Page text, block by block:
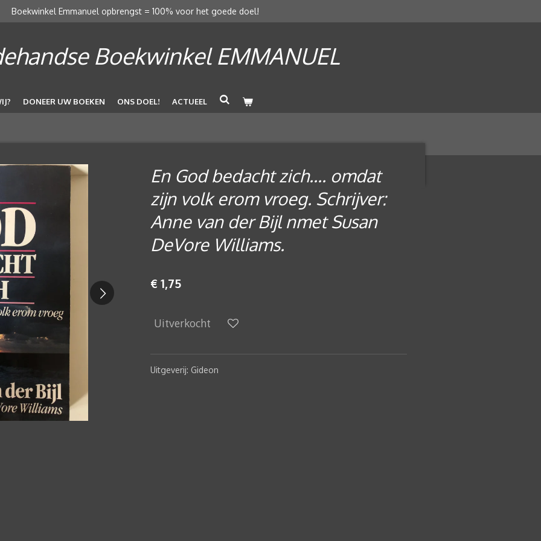
Boekwinkel Emmanuel opbrengst = 100% voor het goede doel!
Boekwinkel EMMANUEL
DONEER UW BOEKEN ONS DOEL! ACTUEEL
En God bedacht zich.... omdat
zijn volk erom vroeg. Schrijver:
Anne van der Bijl nmet Susan
DeVore Williams.
€ 1,75
Uitverkocht
Uitgeverij: Gideon